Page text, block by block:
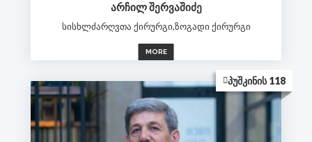
ᲐᲠᲩᲘᲚ ᲨᲔᲠᲕᲐᲨᲘᲫᲔ
სისხლძარღვთა ქირურგი,ზოგადი ქირურგი
MORE
ᲞᲣᲨᲙᲘᲜᲘᲡ 118